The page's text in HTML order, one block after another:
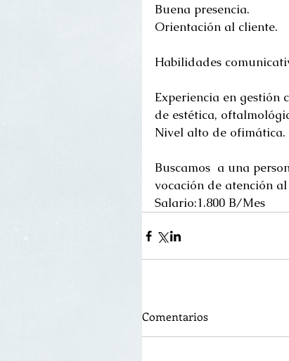
Buena presencia.
Orientación al cliente.
Habilidades
Experiencia en gestión
de estética,
Nivel alto de ofimática.
Buscamos  a una
vocación de atención
Salario:1.800 B/Mes
Comentarios